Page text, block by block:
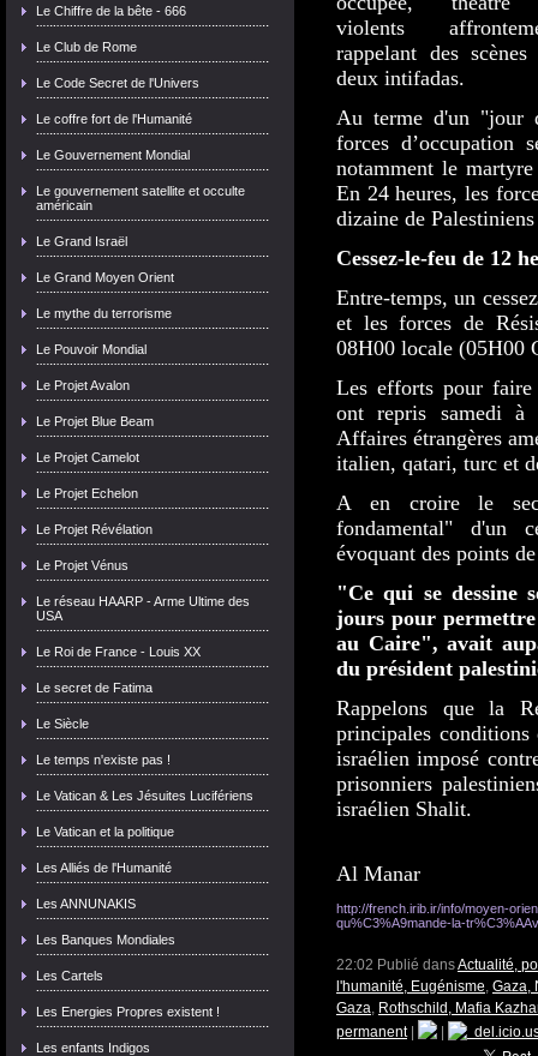
Le Chiffre de la bête - 666
Le Club de Rome
Le Code Secret de l'Univers
Le coffre fort de l'Humanité
Le Gouvernement Mondial
Le gouvernement satellite et occulte
américain
Le Grand Israël
Le Grand Moyen Orient
Le mythe du terrorisme
Le Pouvoir Mondial
Le Projet Avalon
Le Projet Blue Beam
Le Projet Camelot
Le Projet Echelon
Le Projet Révélation
Le Projet Vénus
Le réseau HAARP - Arme Ultime des
USA
Le Roi de France - Louis XX
Le secret de Fatima
Le Siècle
Le temps n'existe pas !
Le Vatican & Les Jésuites Lucifériens
Le Vatican et la politique
Les Alliés de l'Humanité
Les ANNUNAKIS
Les Banques Mondiales
Les Cartels
Les Energies Propres existent !
Les enfants Indigos
violents
rappelant des scènes
deux intifadas.
Au terme d'un "jour
forces d’occupation
notamment le
En 24 heures, les
dizaine de
Cessez-le-feu de 12
Entre-temps, un
et les forces de
08H00 locale (05H00
Les efforts pour faire
ont repris samedi à
Affaires étrangères
italien, qatari, turc et
A en croire le
fondamental" d'un
évoquant des points
"Ce qui se dessine
jours pour
au Caire", avait
du président
Rappelons que la
principales conditions
israélien imposé
prisonniers
israélien Shalit.
Al Manar
http://french.irib.ir/info/moyen-
qu%C3%A9mande-la-
22:02 Publié dansActualité,
l'humanité, Eugénisme, Gaza,
Gaza, Rothschild, Mafia
permanent|